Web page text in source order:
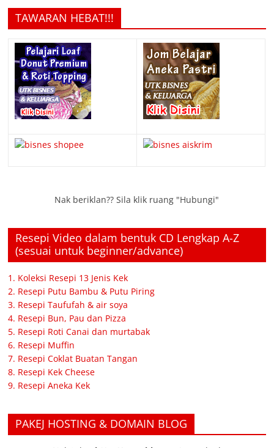
TAWARAN HEBAT!!!
Nak beriklan?? Sila klik ruang "Hubungi"
Resepi Video dalam bentuk CD Lengkap A-Z
(sesuai untuk beginner/advance)
1. Koleksi Resepi 13 Jenis Kek
2. Resepi Putu Bambu & Putu Piring
3. Resepi Taufufah & air soya
4. Resepi Bun, Pau dan Pizza
5. Resepi Roti Canai dan murtabak
6. Resepi Muffin
7. Resepi Coklat Buatan Tangan
8. Resepi Kek Cheese
9. Resepi Aneka Kek
PAKEJ HOSTING & DOMAIN BLOG